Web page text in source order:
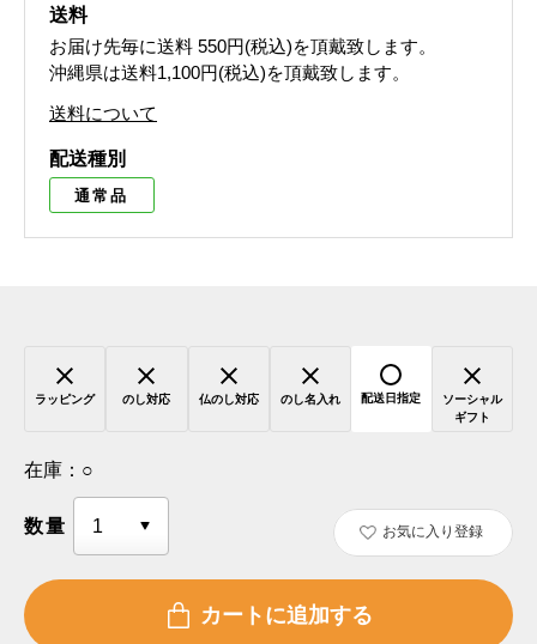
送料
お届け先毎に送料 550円(税込)を頂戴致します。
沖縄県は送料1,100円(税込)を頂戴致します。
送料について
配送種別
通常品
ラッピング のし対応 仏のし対応 のし名入れ 配送日指定
ソーシャル
ギフト
在庫： ○
数量 お気に入り登録